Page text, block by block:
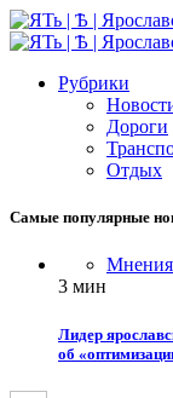
Рубрики
Дороги
Отдых
Самые популярные
Мнения
3 мин
Лидер
об